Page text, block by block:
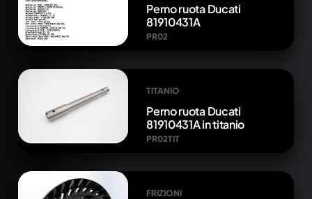
Perno ruota Ducati
81910431A
PR02
TITANIO
Perno ruota Ducati
81910431A in titanio
PR02TIT
FRIZIONI